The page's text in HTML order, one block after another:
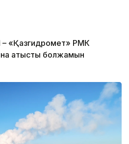
«Қазгидромет» РМК
қатысты болжамын